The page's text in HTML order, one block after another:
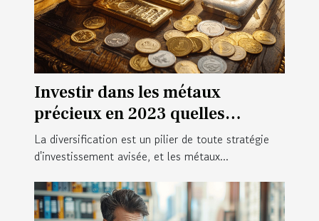
Investir dans les métaux
précieux en 2023 quelles
options pour une stratégie de
diversification efficace
La diversification est un pilier de toute stratégie
d'investissement avisée, et les métaux...